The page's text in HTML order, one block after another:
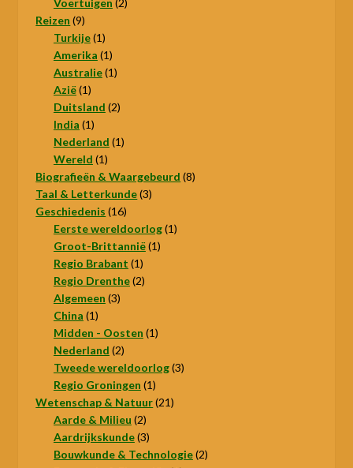
Reizen 99
producten
Turkije 11
product
Amerika 11
product
Australie 11
Azië 11
product
Duitsland 22
India 11
product
Nederland 11
Wereld 11
product
Biografieën & Waargebeurd 88
Taal & Letterkunde 33
Geschiedenis 1616
producten
Eerste wereldoorlog 11
Groot-Brittannië 11
Regio Brabant 11
product
Regio Drenthe 22
Algemeen 33
China 11
product
Midden - Oosten 11
Nederland 22
producten
Tweede wereldoorlog 33
Regio Groningen 11
product
Wetenschap & Natuur 2121
Aarde & Milieu 22
producten
Aardrijkskunde 33
producten
Bouwkunde & Technologie 22